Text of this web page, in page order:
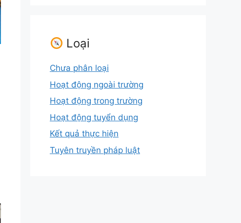
Loại
Chưa phân loại
Hoạt động ngoài trường
Hoạt động trong trường
Hoạt động tuyển dụng
Kết quả thực hiện
Tuyên truyền pháp luật